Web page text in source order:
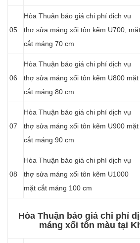
05
Hòa Thuận báo giá chi phí dịch vụ
thợ sửa máng xối tôn kẽm U700, mặt
cắt máng 70 cm
06
Hòa Thuận báo giá chi phí dịch vụ
thợ sửa máng xối tôn kẽm U800 mặt
cắt máng 80 cm
07
Hòa Thuận báo giá chi phí dịch vụ
thợ sửa máng xối tôn kẽm U900 mặt
cắt máng 90 cm
08
Hòa Thuận báo giá chi phí dịch vụ
thợ sửa máng xối tôn kẽm U1000
mặt cắt máng 100 cm
Hòa Thuận báo giá chi phí
máng xối tôn màu tại